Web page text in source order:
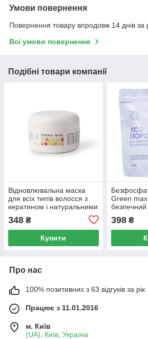
Умови повернення
Повернення товару впродовж 14 днів за
Всі умови повернення
Подібні товари компанії
Відновлювальна маска
для всіх типів волосся з
кератином і натуральними
оліями (200 мл) Грін-Віза
(Green-Visa)
348 ₴
Купити
Green
безпечний
тканини.
398₴
Про нас
100% позитивних з 63 відгуків за рік
Працює з 11.01.2016
м. Київ
(UA), Київ, Україна